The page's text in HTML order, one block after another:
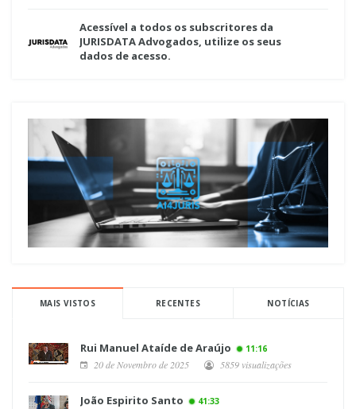
Acessível a todos os subscritores da
JURISDATA Advogados, utilize os seus
dados de acesso.
MAIS VISTOS RECENTES NOTÍCIAS
Rui Manuel Ataíde de Araújo 11:16
20 de Novembro de 2025 5859 visualizações
João Espirito Santo 41:33